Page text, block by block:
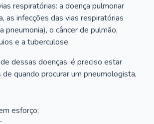
respiratórias: a doença pulmonar
as infecções das vias respiratórias
pneumonia), o câncer de pulmão,
e a tuberculose.
dessas doenças, é preciso estar
quando procurar um pneumologista,
esforço;